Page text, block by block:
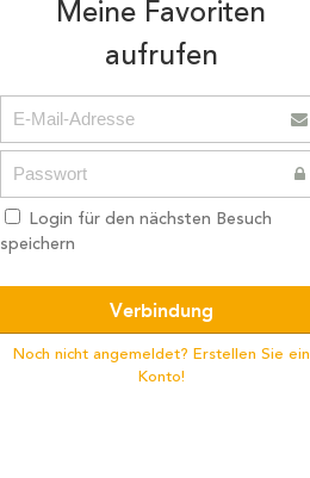
Meine Favoriten
aufrufen
Login für den nächsten Besuch
speichern
Noch nicht angemeldet? Erstellen Sie ein
Konto!